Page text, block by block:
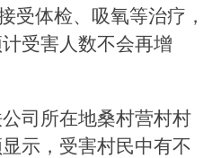
受体检、吸氧等治疗，
受害人数不会再增
司所在地桑村营村村
示，受害村民中有不